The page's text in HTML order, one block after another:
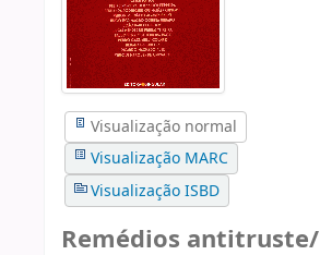
Visualização normal
Visualização MARC
Visualização ISBD
Remédios antitruste/